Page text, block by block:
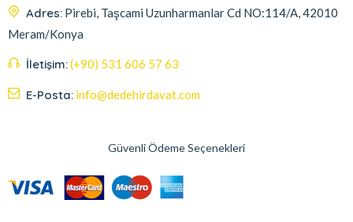
Adres: Pirebi, Taşcami Uzunharmanlar Cd NO:114/A, 42010
Meram/Konya
İletişim:(+90) 531 606 57 63
E-Posta: info@dedehirdavat.com
Güvenli Ödeme Seçenekleri